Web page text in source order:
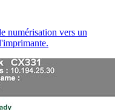
numérisation vers un